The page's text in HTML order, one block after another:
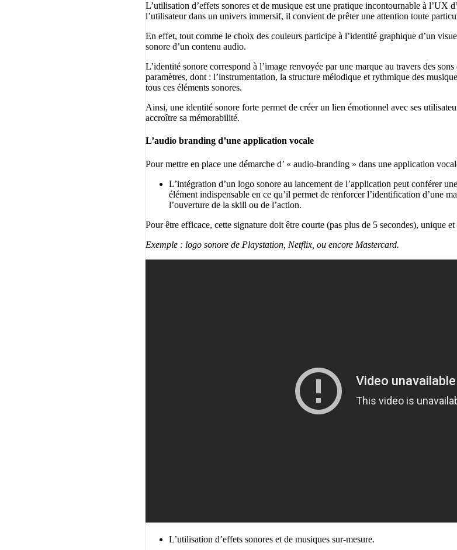
L’utilisation d’effets sonores et de musique est une pratique incontournable à l’UX
l’utilisateur dans un univers immersif, il convient de prêter une attention toute
En effet, tout comme le choix des couleurs participe à l’identité graphique d’un
sonore d’un contenu audio.
L’identité sonore correspond à l’image renvoyée par une marque au travers des
paramètres, dont : l’instrumentation, la structure mélodique et rythmique des
tous ces éléments sonores.
Ainsi, une identité sonore forte permet de créer un lien émotionnel avec ses
accroître sa mémorabilité.
L’audio branding d’une application vocale
Pour mettre en place une démarche d’ « audio-branding » dans une application
L’intégration d’un logo sonore au lancement de l’application peut conférer
élément indispensable en ce qu’il permet de renforcer l’identification d’une
l’ouverture de la skill ou de l’action.
Pour être efficace, cette signature doit être courte (pas plus de 5 secondes), unique
Exemple : logo sonore de Playstation, Netflix, ou encore Mastercard.
L’utilisation d’effets sonores et de musiques sur-mesure.